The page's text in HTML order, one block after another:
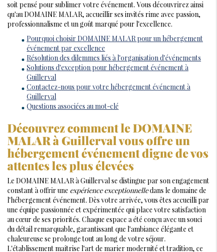
soit pensé pour sublimer votre événement. Vous découvrirez ainsi
qu'au DOMAINE MALAR, accueillir ses invités rime avec passion,
professionnalisme et un goût marqué pour l'excellence.
Pourquoi choisir DOMAINE MALAR pour un hébergement
événement par excellence
Résolution des dilemmes liés à l'organisation d'événements
Solutions d'exception pour hébergement événement à
Guillerval
Contactez-nous pour votre hébergement événement à
Guillerval
Questions associées au mot-clé
Découvrez comment le DOMAINE
MALAR à Guillerval vous offre un
hébergement événement digne de vos
attentes les plus élevées
Le DOMAINE MALAR à Guillerval se distingue par son engagement
constant à offrir une expérience exceptionnelledans le domaine de
l'hébergement événement. Dès votre arrivée, vous êtes accueilli par
une équipe passionnée et expérimentée qui place votre satisfaction
au cœur de ses priorités. Chaque espace a été conçu avec un souci
du détail remarquable, garantissant que l'ambiance élégante et
chaleureuse se prolonge tout au long de votre séjour.
L'établissement maîtrise l'art de marier modernité et tradition, ce